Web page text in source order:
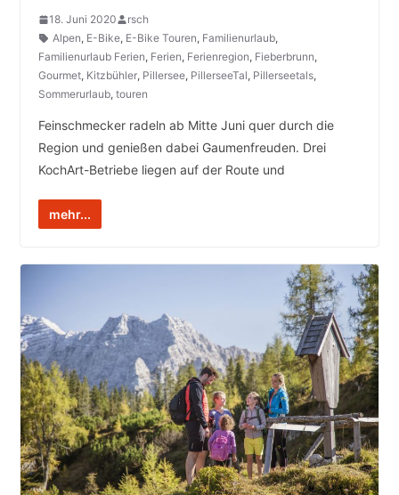
18. Juni 2020
rsch
Alpen, E-Bike, E-Bike Touren, Familienurlaub,
Familienurlaub Ferien, Ferien, Ferienregion, Fieberbrunn,
Gourmet, Kitzbühler, Pillersee, PillerseeTal, Pillerseetals,
Sommerurlaub, touren
Feinschmecker radeln ab Mitte Juni quer durch die
Region und genießen dabei Gaumenfreuden. Drei
KochArt-Betriebe liegen auf der Route und
mehr...